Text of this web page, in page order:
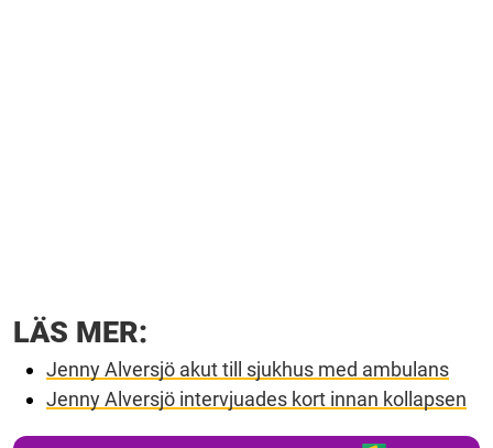
LÄS MER:
Jenny Alversjö akut till sjukhus med ambulans
Jenny Alversjö intervjuades kort innan kollapsen